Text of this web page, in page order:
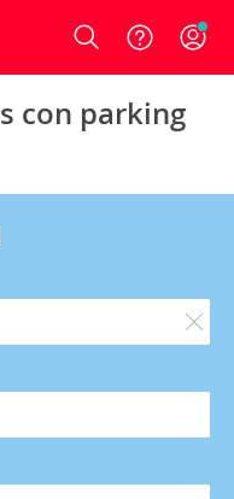
Login
con parking